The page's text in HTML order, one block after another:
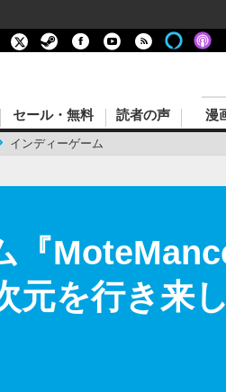
インディーゲーム
セール・無料 読者の声 漫
『
元を行き来